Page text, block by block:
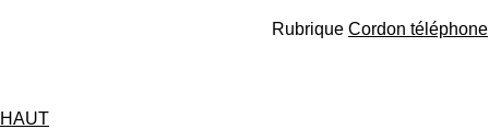
Rubrique Cordon téléphone
HAUT